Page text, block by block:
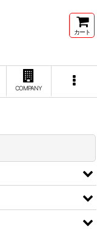
カート
COMPANY